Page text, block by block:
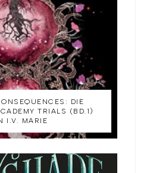
DIE
TRIALS (BD.1)
I.V. MARIE